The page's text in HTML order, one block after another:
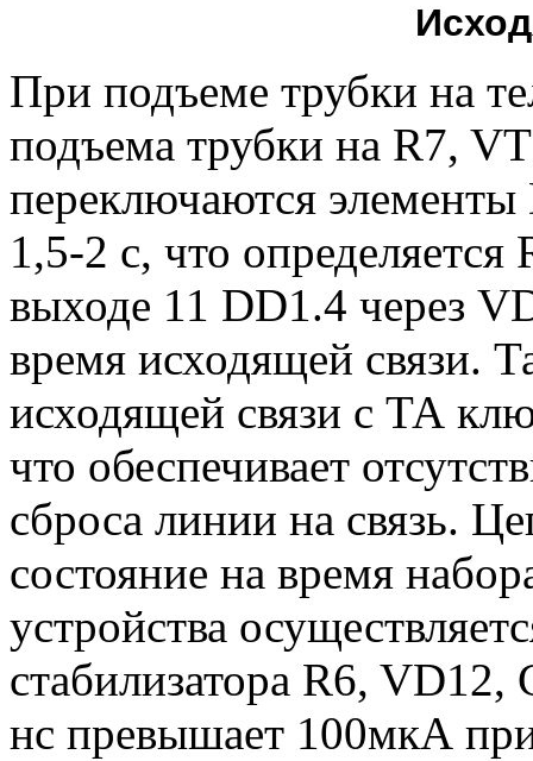
При подъеме трубки на
подъема трубки на R7,
переключаются
1,5-2 с, что
выходе 11 DD1.4 через
время исходящей связи.
исходящей связи с ТА
что обеспечивает
сброса линии на связь.
состояние на время
устройства
стабилизатора R6,
нс превышает 100мкА